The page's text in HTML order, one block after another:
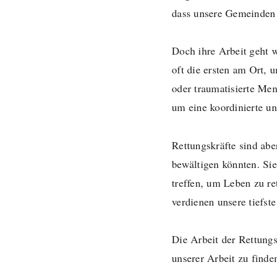
dass unsere
Doch ihre Arbeit geht
oft die ersten am Ort,
oder traumatisierte
um eine koordinierte
Rettungskräfte sind
bewältigen könnten.
treffen, um Leben zu
verdienen unsere
Die Arbeit der
unserer Arbeit zu